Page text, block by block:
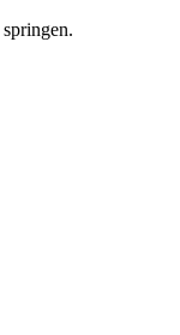
springen.